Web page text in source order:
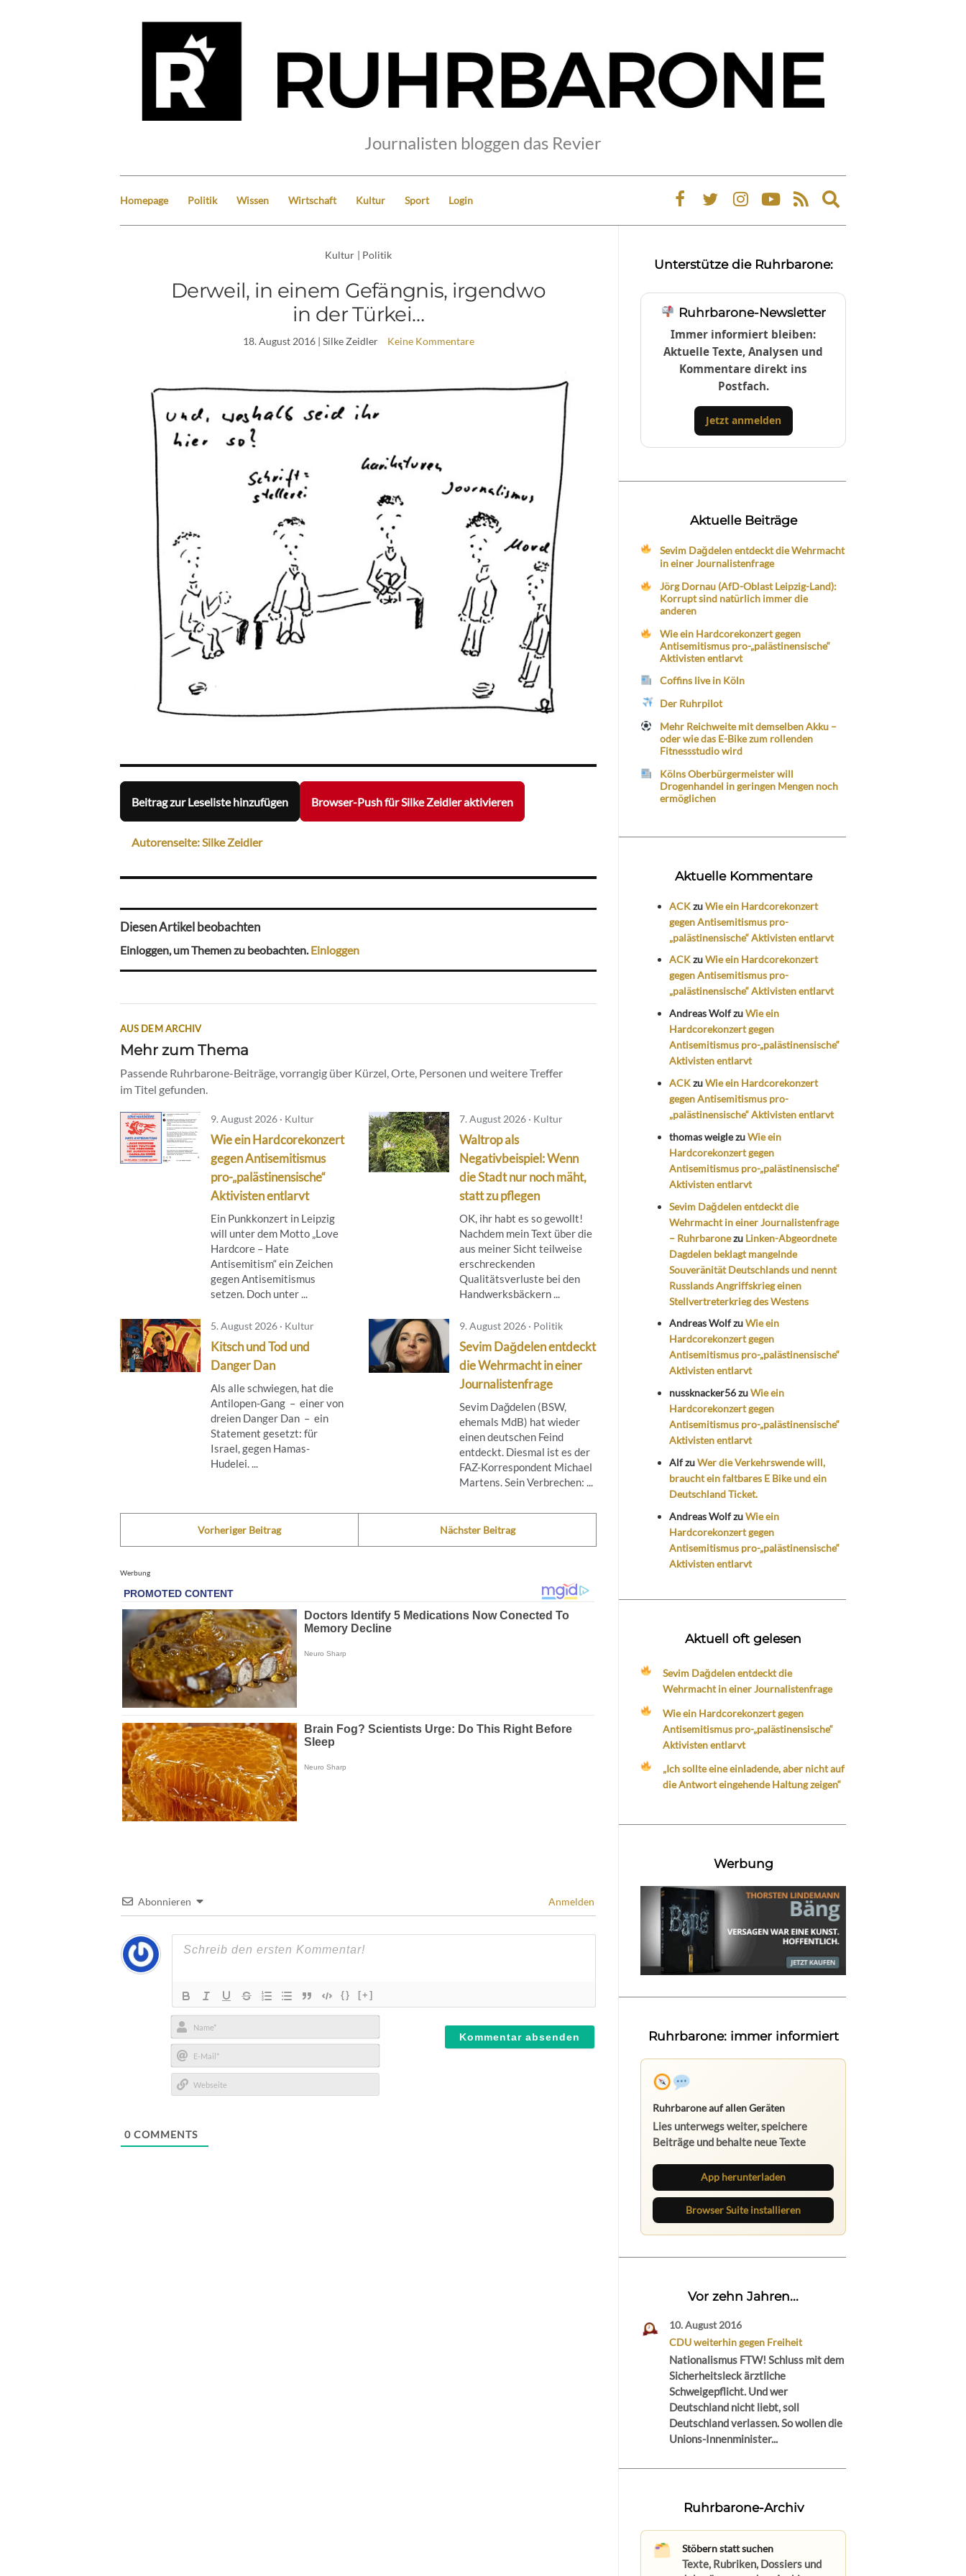
Journalisten bloggen das Revier
Homepage Politik Wissen Wirtschaft Kultur Sport Login
Expand
search
Kultur | Politik
Derweil, in einem Gefängnis, irgendwo
in der Türkei…
18. August 2016| Silke Zeidler Keine Kommentare
Beitrag zur Leseliste hinzufügen Browser-Push für Silke Zeidler aktivieren
Autorenseite: Silke Zeidler
Diesen Artikel beobachten
Einloggen, um Themen zu beobachten.Einloggen
AUS DEM ARCHIV
Mehr zum Thema
Passende Ruhrbarone-Beiträge, vorrangig über Kürzel, Orte, Personen und weitere Treffer
im Titel gefunden.
9. August 2026 · Kultur
Wie ein Hardcorekonzert
gegen Antisemitismus
pro-„palästinensische“
Aktivisten entlarvt
Ein Punkkonzert in Leipzig
will unter dem Motto „Love
Hardcore – Hate
Antisemitism“ ein Zeichen
gegen Antisemitismus
setzen. Doch unter ...
7. August 2026 · Kultur
Waltrop als
Negativbeispiel: Wenn
die Stadt nur noch mäht,
statt zu pflegen
OK, ihr habt es so gewollt!
Nachdem mein Text über die
aus meiner Sicht teilweise
erschreckenden
Qualitätsverluste bei den
Handwerksbäckern ...
5. August 2026 · Kultur
Kitsch und Tod und
Danger Dan
Als alle schwiegen, hat die
Antilopen-Gang – einer von
dreien Danger Dan – ein
Statement gesetzt: für
Israel, gegen Hamas-
Hudelei. ...
9. August 2026 · Politik
Sevim Dağdelen entdeckt
die Wehrmacht in einer
Journalistenfrage
Sevim Dağdelen (BSW,
ehemals MdB) hat wieder
einen deutschen Feind
entdeckt. Diesmal ist es der
FAZ-Korrespondent Michael
Martens. Sein Verbrechen: ...
Vorheriger Beitrag Nächster Beitrag
Werbung
Abonnieren Anmelden
{} [+]
Name*
E-
Mail*
0 COMMENTS
Unterstütze die Ruhrbarone:
Ruhrbarone-Newsletter
Immer informiert bleiben:
Aktuelle Texte, Analysen und
Kommentare direkt ins
Postfach.
Jetzt anmelden
Aktuelle Beiträge
Sevim Dağdelen entdeckt die Wehrmacht
in einer Journalistenfrage
Jörg Dornau (AfD-Oblast Leipzig-Land):
Korrupt sind natürlich immer die
anderen
Wie ein Hardcorekonzert gegen
Antisemitismus pro-„palästinensische“
Aktivisten entlarvt
Coffins live in Köln
Der Ruhrpilot
Mehr Reichweite mit demselben Akku –
oder wie das E-Bike zum rollenden
Fitnessstudio wird
Kölns Oberbürgermeister will
Drogenhandel in geringen Mengen noch
ermöglichen
Aktuelle Kommentare
ACKzuWie ein Hardcorekonzert
gegen Antisemitismus pro-
„palästinensische“ Aktivisten entlarvt
ACKzuWie ein Hardcorekonzert
gegen Antisemitismus pro-
„palästinensische“ Aktivisten entlarvt
Andreas WolfzuWie ein
Hardcorekonzert gegen
Antisemitismus pro-„palästinensische“
Aktivisten entlarvt
ACKzuWie ein Hardcorekonzert
gegen Antisemitismus pro-
„palästinensische“ Aktivisten entlarvt
thomas weiglezuWie ein
Hardcorekonzert gegen
Antisemitismus pro-„palästinensische“
Aktivisten entlarvt
Sevim Dağdelen entdeckt die
Wehrmacht in einer Journalistenfrage
– Ruhrbaronezu Linken-Abgeordnete
Dagdelen beklagt mangelnde
Souveränität Deutschlands und nennt
Russlands Angriffskrieg einen
Stellvertreterkrieg des Westens
Andreas WolfzuWie ein
Hardcorekonzert gegen
Antisemitismus pro-„palästinensische“
Aktivisten entlarvt
nussknacker56zuWie ein
Hardcorekonzert gegen
Antisemitismus pro-„palästinensische“
Aktivisten entlarvt
AlfzuWer die Verkehrswende will,
braucht ein faltbares E Bike und ein
Deutschland Ticket.
Andreas WolfzuWie ein
Hardcorekonzert gegen
Antisemitismus pro-„palästinensische“
Aktivisten entlarvt
Aktuell oft gelesen
Sevim Dağdelen entdeckt die
Wehrmacht in einer Journalistenfrage
Wie ein Hardcorekonzert gegen
Antisemitismus pro-„palästinensische“
Aktivisten entlarvt
„Ich sollte eine einladende, aber nicht auf
die Antwort eingehende Haltung zeigen“
Werbung
Ruhrbarone: immer informiert
Ruhrbarone auf allen Geräten
Lies unterwegs weiter, speichere
Beiträge und behalte neue Texte
App herunterladen
Browser Suite installieren
Vor zehn Jahren...
10. August 2016
CDU weiterhin gegen Freiheit
Nationalismus FTW! Schluss mit dem
Sicherheitsleck ärztliche
Schweigepflicht. Und wer
Deutschland nicht liebt, soll
Deutschland verlassen. So wollen die
Unions-Innenminister...
Ruhrbarone-Archiv
Stöbern statt suchen
Texte, Rubriken, Dossiers und